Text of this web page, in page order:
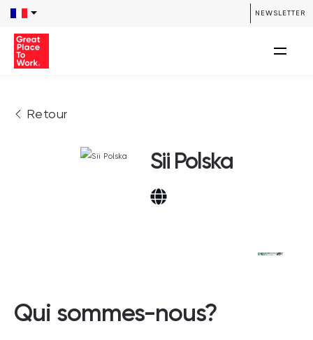
NEWSLETTER
Retour
Sii Polska
Qui sommes-nous?